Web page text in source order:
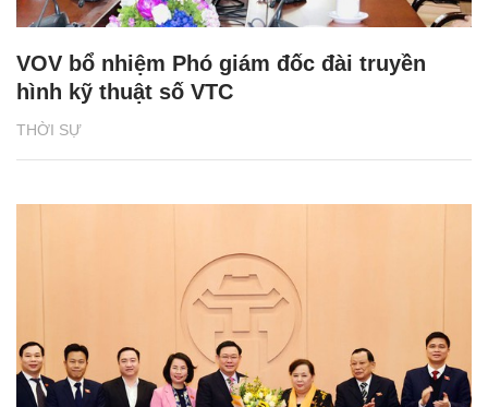
THỜI SỰ
VOV bổ nhiệm Phó giám đốc đài truyền
hình kỹ thuật số VTC